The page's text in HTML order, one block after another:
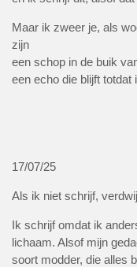
Maar ik zweer je, als
zijn
een schop in de buik
een echo die blijft
17/07/25
Als ik niet schrijf,
Ik schrijf omdat ik
lichaam. Alsof mijn
soort modder, die alles